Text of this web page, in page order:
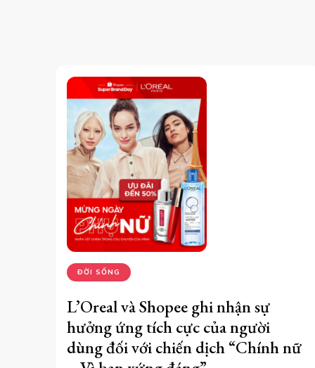
ĐỜI SỐNG
L’Oreal và Shopee ghi nhận sự
hưởng ứng tích cực của người
dùng đối với chiến dịch “Chính nữ